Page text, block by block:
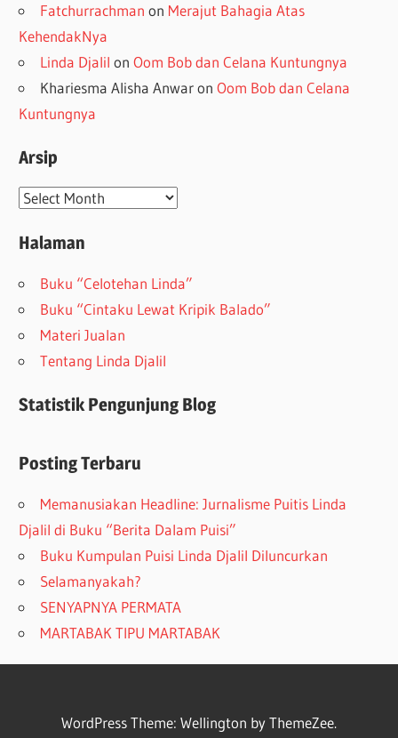
Fatchurrachman on Merajut Bahagia Atas
KehendakNya
Linda Djalil onOom Bob dan Celana Kuntungnya
Khariesma Alisha AnwaronOom Bob dan Celana
Kuntungnya
Arsip
Arsip
Halaman
Buku “Celotehan Linda”
Buku “Cintaku Lewat Kripik Balado”
Materi Jualan
Tentang Linda Djalil
Statistik Pengunjung Blog
Posting Terbaru
Memanusiakan Headline: Jurnalisme Puitis Linda
Djalil di Buku “Berita Dalam Puisi”
Buku Kumpulan Puisi Linda Djalil Diluncurkan
Selamanyakah?
SENYAPNYA PERMATA
MARTABAK TIPU MARTABAK
WordPress Theme: Wellington by ThemeZee.